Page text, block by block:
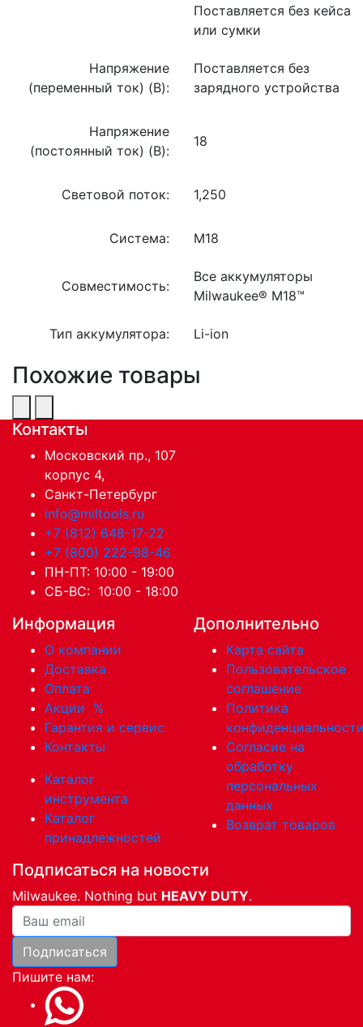
Поставляется без кейса
или сумки
Напряжение
(переменный ток) (В):
Поставляется без
зарядного устройства
Напряжение
(постоянный ток) (В):
18
Световой поток: 1,250
Система: M18
Совместимость:
Все аккумуляторы
Milwaukee® M18™
Тип аккумулятора: Li-ion
Похожие товары
Контакты
Московский пр., 107
корпус 4,
Санкт-Петербург
info@miltools.ru
+7 (812) 648-17-22
+7 (800) 222-98-46
ПН-ПТ: 10:00 - 19:00
СБ-ВС: 10:00 - 18:00
Информация
О компании
Доставка
Оплата
Акции %
Гарантия и сервис
Контакты
Каталог
инструмента
Каталог
принадлежностей
Дополнительно
Карта сайта
Пользовательское
соглашение
Политика
Согласие на
обработку
персональных
данных
Возврат товаров
Подписаться на новости
Milwaukee. Nothing but HEAVY DUTY.
Ваша почта
Подписаться
Пишите нам: